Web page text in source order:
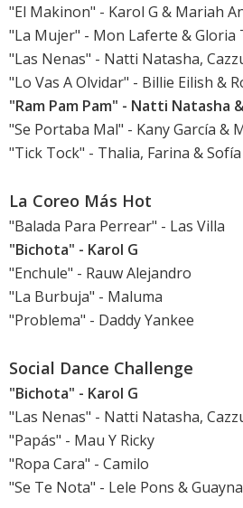
"El Makinon" - Karol G & Mariah
"La Mujer" - Mon Laferte & Gloria
"Las Nenas" - Natti Natasha,
"Lo Vas A Olvidar" - Billie Eilish &
"Ram Pam Pam" - Natti Natasha
"Se Portaba Mal" - Kany García &
"Tick Tock" - Thalia, Farina & Sofía
La Coreo Más Hot
"Balada Para Perrear" - Las Villa
"Bichota" - Karol G
"Enchule" - Rauw Alejandro
"La Burbuja" - Maluma
"Problema" - Daddy Yankee
Social Dance Challenge
"Bichota" - Karol G
"Las Nenas" - Natti Natasha,
"Papás" - Mau Y Ricky
"Ropa Cara" - Camilo
"Se Te Nota" - Lele Pons &